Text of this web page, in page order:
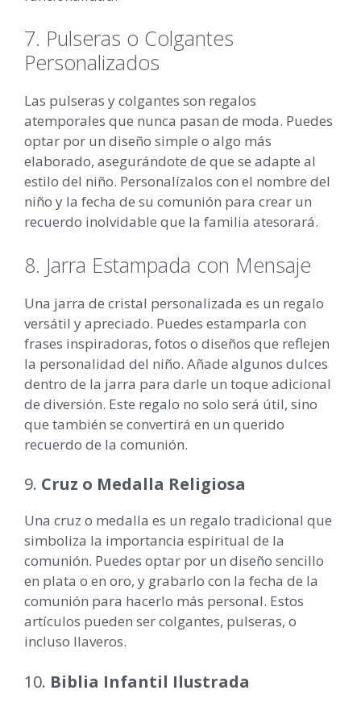
7. Pulseras o Colgantes
Personalizados
Las pulseras y colgantes son regalos
atemporales que nunca pasan de moda. Puedes
optar por un diseño simple o algo más
elaborado, asegurándote de que se adapte al
estilo del niño. Personalízalos con el nombre del
niño y la fecha de su comunión para crear un
recuerdo inolvidable que la familia atesorará.
8. Jarra Estampada con Mensaje
Una jarra de cristal personalizada es un regalo
versátil y apreciado. Puedes estamparla con
frases inspiradoras, fotos o diseños que reflejen
la personalidad del niño. Añade algunos dulces
dentro de la jarra para darle un toque adicional
de diversión. Este regalo no solo será útil, sino
que también se convertirá en un querido
recuerdo de la comunión.
9. Cruz o Medalla Religiosa
Una cruz o medalla es un regalo tradicional que
simboliza la importancia espiritual de la
comunión. Puedes optar por un diseño sencillo
en plata o en oro, y grabarlo con la fecha de la
comunión para hacerlo más personal. Estos
artículos pueden ser colgantes, pulseras, o
incluso llaveros.
10. Biblia Infantil Ilustrada